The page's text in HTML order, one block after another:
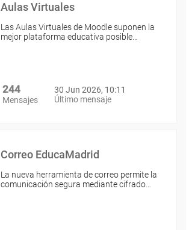
Aulas Virtuales
Las Aulas Virtuales de Moodle suponen la
mejor plataforma educativa posible…
244
Mensajes
30 Jun 2026, 10:11
Último mensaje
Correo EducaMadrid
La nueva herramienta de correo permite la
comunicación segura mediante cifrado…